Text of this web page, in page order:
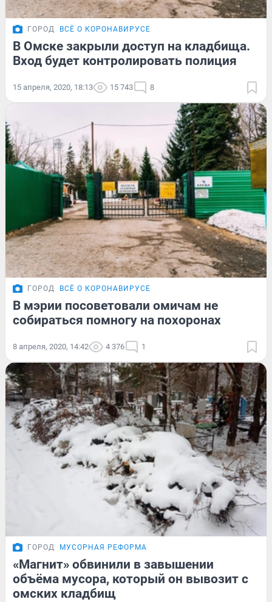
ГОРОД ВСЁ О КОРОНАВИРУСЕ
В Омске закрыли доступ на кладбища.
Вход будет контролировать полиция
15 апреля, 2020, 18:13 15 743 8
ГОРОД ВСЁ О КОРОНАВИРУСЕ
В мэрии посоветовали омичам не
собираться помногу на похоронах
8 апреля, 2020, 14:42 4 376 1
ГОРОД МУСОРНАЯ РЕФОРМА
«Магнит» обвинили в завышении
объёма мусора, который он вывозит с
омских кладбищ